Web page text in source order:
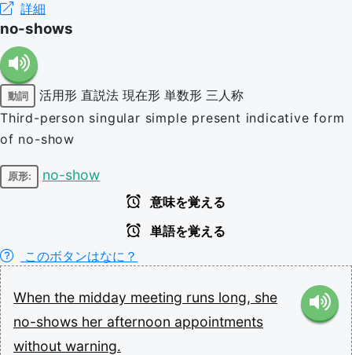
詳細
no-shows
動詞 活用形 直説法 現在形 単数形 三人称
Third-person singular simple present indicative form
of no-show
原形: no-show
意味を覚える
単語を覚える
このボタンはなに？
When the midday meeting runs long, she
no-shows her afternoon appointments
without warning.